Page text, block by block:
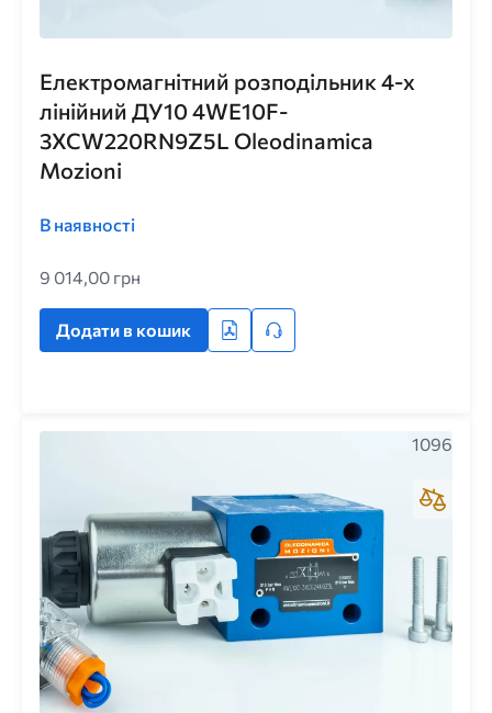
Електромагнітний розподільник 4-х
лінійний ДУ10 4WE10F-
3XCW220RN9Z5L Oleodinamica
Mozioni
В наявності
9 014,00 грн
Додати в кошик
1096